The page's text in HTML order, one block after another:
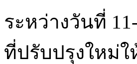
ระหว่างวันที่
ที่ปรับปรุงใหม่ใ